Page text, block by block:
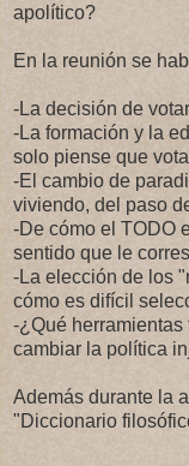
apolítico?
En la reunión se
-La decisión de
-La formación y la
solo piense que
-El cambio de
viviendo, del paso
-De cómo el TODO
sentido que le
-La elección de los
cómo es difícil
-¿Qué
cambiar la política
Además durante la
"Diccionario